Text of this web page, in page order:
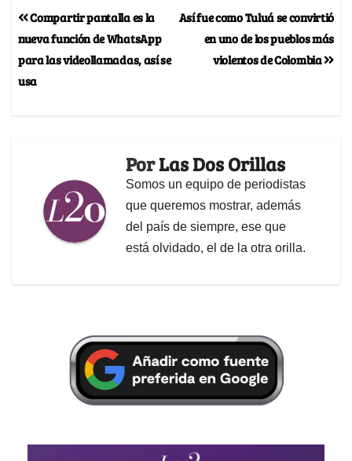
Así fue como Tuluá se convirtió
en uno de los pueblos más
violentos de Colombia
Compartir pantalla es la
nueva función de WhatsApp
para las videollamadas, así se
usa
PorLas Dos Orillas
Somos un equipo de periodistas
que queremos mostrar, además
del país de siempre, ese que
está olvidado, el de la otra orilla.